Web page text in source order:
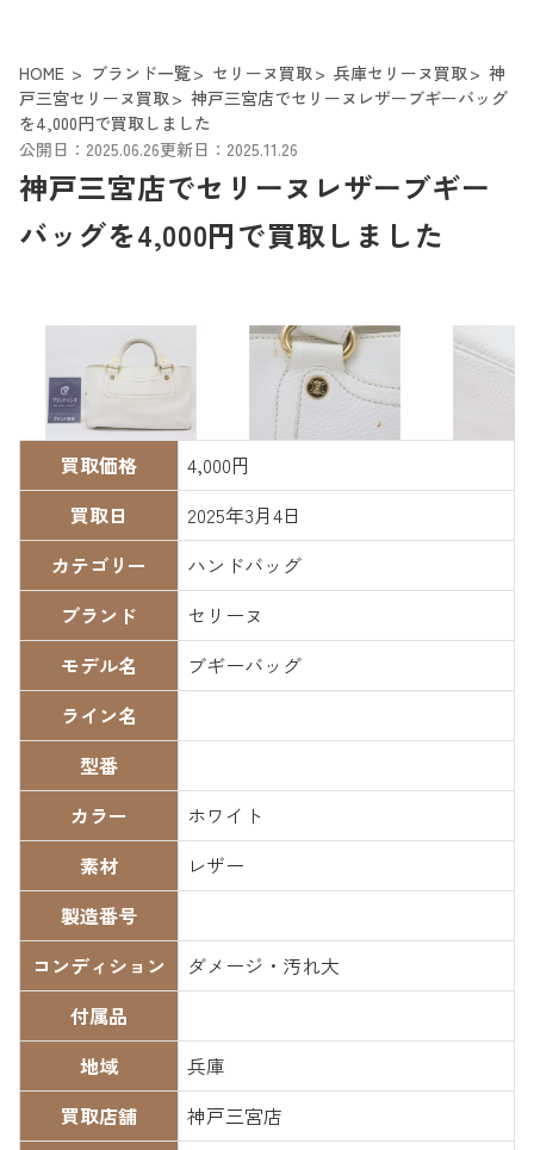
HOME ブランド一覧 セリーヌ買取 兵庫セリーヌ買取
神
戸三宮セリーヌ買取
神戸三宮店でセリーヌレザーブギーバッグ
を4,000円で買取しました
公開日：2025.06.26更新日：2025.11.26
神戸三宮店でセリーヌレザーブギー
バッグを4,000円で買取しました
買取価格
4,000円
買取日
2025年3月4日
カテゴリー
ハンドバッグ
ブランド
セリーヌ
モデル名
ブギーバッグ
ライン名
型番
カラー
ホワイト
素材
レザー
製造番号
コンディション
ダメージ・汚れ大
付属品
地域
兵庫
買取店舗
神戸三宮店